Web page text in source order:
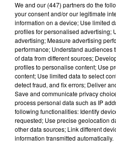
Lecture (4 min 19
100%
100% Radio les infos de
We and our (447) partnersdo the
your consent and/or our legitimate
information on a device; Use limited
profiles for personalised advertising;
advertising; Measure advertising
performance; Understand audiences
of data from different sources;
profiles to personalise content; Use
content; Use limited data to select
detect fraud, and fix errors; Deliver
Save and communicate privacy
process personal data such as IP
following functionalities: Identify
requested; Use precise geolocation
other data sources; Link different
information transmitted automatically.